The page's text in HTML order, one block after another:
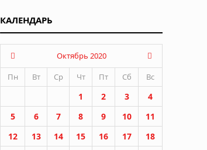
КАЛЕНДАРЬ
Октябрь 2020
Пн
Вт Ср Чт Пт Сб Вс
1 2 3
4
5
6 7 8 9 10
11
12
13 14 15 16 17
18